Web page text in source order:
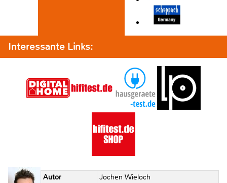
Interessante Links:
Autor
Jochen Wieloch